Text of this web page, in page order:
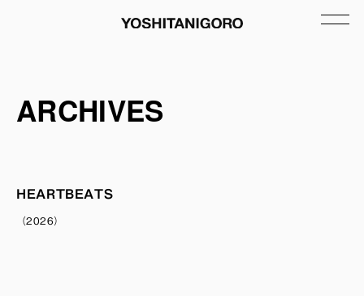
ARCHIVES
HEARTBEATS
（2026）